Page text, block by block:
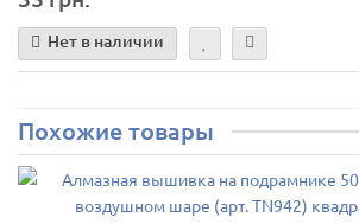
Нет в наличии
Похожие товары